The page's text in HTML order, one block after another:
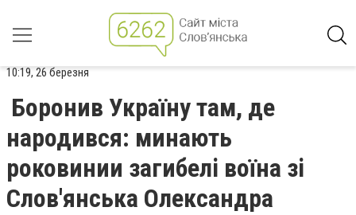
10:19, 26 березня
Боронив Україну там, де
народився: минають
роковинии загибелі воїна зі
Слов'янська Олександра